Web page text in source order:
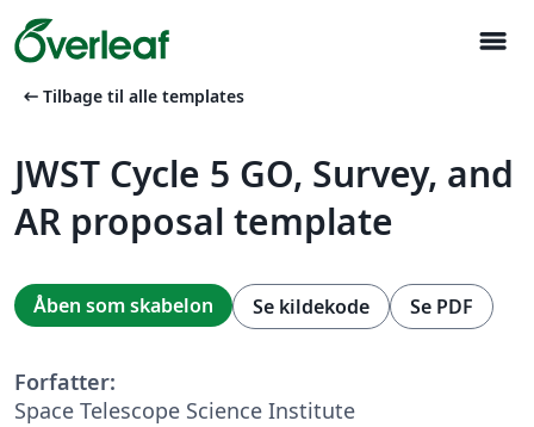
menu
arrow_left_alt Tilbage til alle templates
JWST Cycle 5 GO, Survey, and
AR proposal template
Åben som skabelon Se kildekode Se PDF
Forfatter:
Space Telescope Science Institute